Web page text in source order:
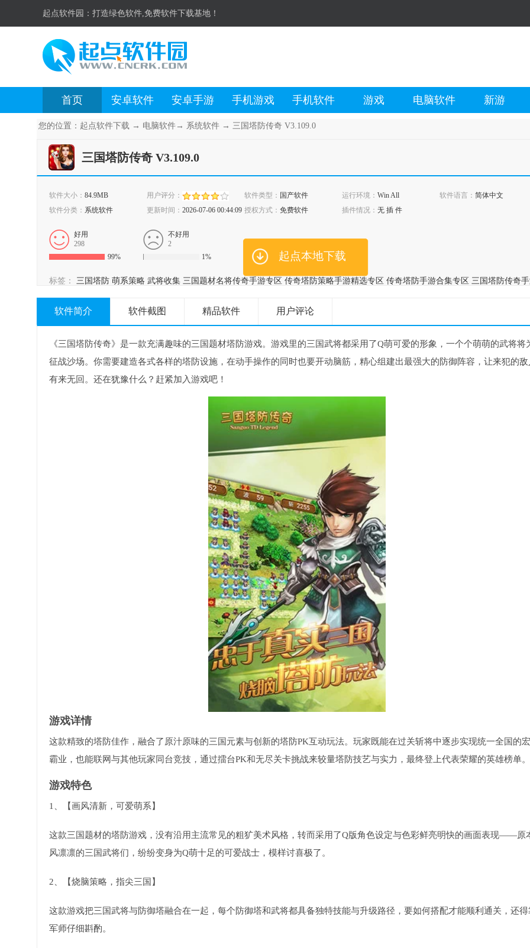
起点软件园： 打造绿色软件,免费软件下载基地！
首页 安卓软件 安卓手游 手机游戏 手机软件 游戏 电脑软件 新游
您的位置： 起点软件下载 → 电脑软件 → 系统软件 → 三国塔防传奇 V3.109.0
三国塔防传奇 V3.109.0
软件大小： 84.9MB 用户评分： 软件类型： 国产软件 运行环境： Win All 软件语言： 简体中文
软件分类： 系统软件 更新时间： 2026-07-06 00:44:09 授权方式： 免费软件 插件情况： 无 插 件
好用
298
99%
不好用
2
1%
起点本地下载
标签： 三国塔防 萌系策略 武将收集 三国题材名将传奇手游专区 传奇塔防策略手游精选专区 传奇塔防手游合集专区 三国塔防传奇
三国策略塔防手游推荐
软件简介 软件截图 精品软件 用户评论
《三国塔防传奇》是一款充满趣味的三国题材塔防游戏。游戏里的三国武将都采用了Q萌可爱的形象，一个个萌萌的武将将
征战沙场。你需要建造各式各样的塔防设施，在动手操作的同时也要开动脑筋，精心组建出最强大的防御阵容，让来犯的敌
有来无回。还在犹豫什么？赶紧加入游戏吧！
游戏详情
这款精致的塔防佳作，融合了原汁原味的三国元素与创新的塔防PK互动玩法。玩家既能在过关斩将中逐步实现统一全国的
霸业，也能联网与其他玩家同台竞技，通过擂台PK和无尽关卡挑战来较量塔防技艺与实力，最终登上代表荣耀的英雄榜单。
游戏特色
1、【画风清新，可爱萌系】
这款三国题材的塔防游戏，没有沿用主流常见的粗犷美术风格，转而采用了Q版角色设定与色彩鲜亮明快的画面表现——原
风凛凛的三国武将们，纷纷变身为Q萌十足的可爱战士，模样讨喜极了。
2、【烧脑策略，指尖三国】
这款游戏把三国武将与防御塔融合在一起，每个防御塔和武将都具备独特技能与升级路径，要如何搭配才能顺利通关，还得
军师仔细斟酌。